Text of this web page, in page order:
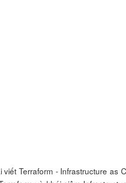
viết Terraform - Infrastructure